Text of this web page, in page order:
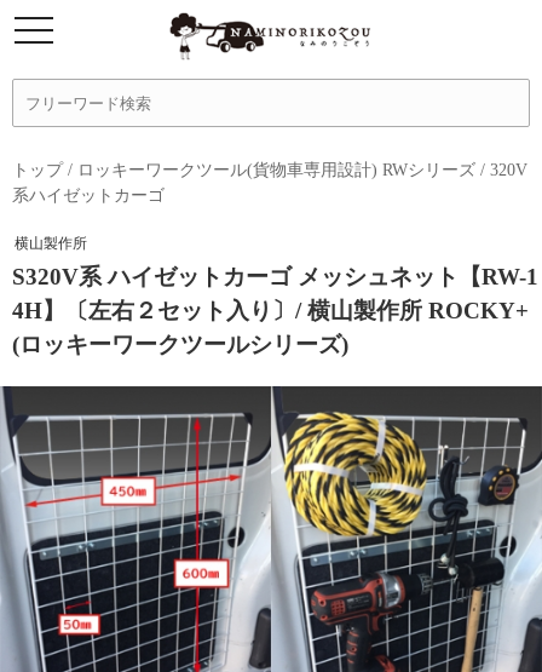
トップ/ ロッキーワークツール(貨物車専用設計) RWシリーズ / 320V
系ハイゼットカーゴ
横山製作所
S320V系 ハイゼットカーゴ メッシュネット【RW-1
4H】〔左右２セット入り〕/ 横山製作所 ROCKY+
(ロッキーワークツールシリーズ)